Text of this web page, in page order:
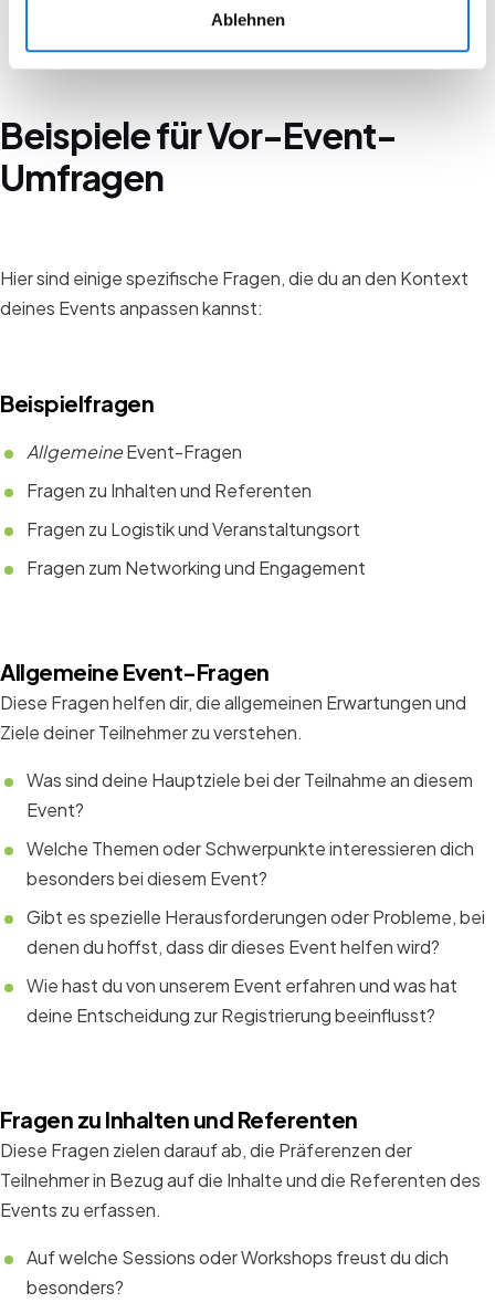
Ablehnen
Beispiele für Vor-Event-
Umfragen
Hier sind einige spezifische Fragen, die du an den Kontext
deines Events anpassen kannst:
Beispielfragen
AllgemeineEvent-Fragen
Fragen zu Inhalten und Referenten
Fragen zu Logistik und Veranstaltungsort
Fragen zum Networking und Engagement
Allgemeine Event-Fragen
Diese Fragen helfen dir, die allgemeinen Erwartungen und
Ziele deiner Teilnehmer zu verstehen.
Was sind deine Hauptziele bei der Teilnahme an diesem
Event?
Welche Themen oder Schwerpunkte interessieren dich
besonders bei diesem Event?
Gibt es spezielle Herausforderungen oder Probleme, bei
denen du hoffst, dass dir dieses Event helfen wird?
Wie hast du von unserem Event erfahren und was hat
deine Entscheidung zur Registrierung beeinflusst?
Fragen zu Inhalten und Referenten
Diese Fragen zielen darauf ab, die Präferenzen der
Teilnehmer in Bezug auf die Inhalte und die Referenten des
Events zu erfassen.
Auf welche Sessions oder Workshops freust du dich
besonders?